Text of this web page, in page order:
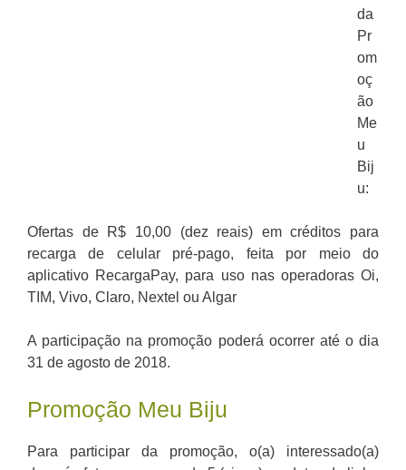
da
Pr
om
oç
ão
Me
u
Bij
u:
Ofertas de R$ 10,00 (dez reais) em créditos para
recarga de celular pré-pago, feita por meio do
aplicativo RecargaPay, para uso nas operadoras Oi,
TIM, Vivo, Claro, Nextel ou Algar
A participação na promoção poderá ocorrer até o dia
31 de agosto de 2018.
Promoção Meu Biju
Para participar da promoção, o(a) interessado(a)